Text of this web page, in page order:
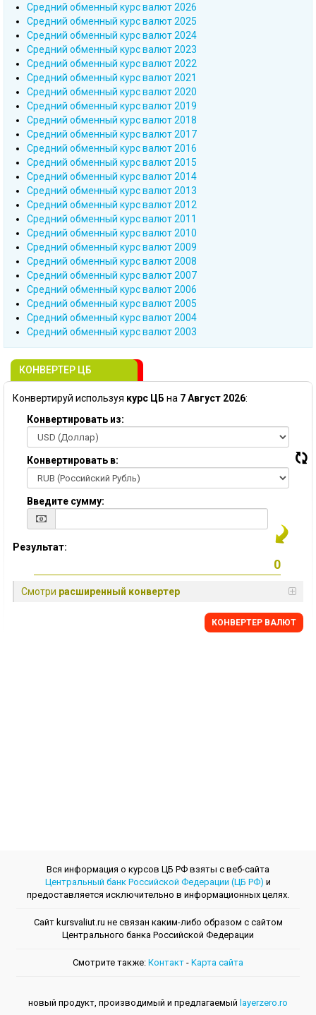
Cредний обменный курс валют 2026
Cредний обменный курс валют 2025
Cредний обменный курс валют 2024
Cредний обменный курс валют 2023
Cредний обменный курс валют 2022
Cредний обменный курс валют 2021
Cредний обменный курс валют 2020
Cредний обменный курс валют 2019
Cредний обменный курс валют 2018
Cредний обменный курс валют 2017
Cредний обменный курс валют 2016
Cредний обменный курс валют 2015
Cредний обменный курс валют 2014
Cредний обменный курс валют 2013
Cредний обменный курс валют 2012
Cредний обменный курс валют 2011
Cредний обменный курс валют 2010
Cредний обменный курс валют 2009
Cредний обменный курс валют 2008
Cредний обменный курс валют 2007
Cредний обменный курс валют 2006
Cредний обменный курс валют 2005
Cредний обменный курс валют 2004
Cредний обменный курс валют 2003
КОНВЕРТЕР ЦБ
Конвертируй используя курс ЦБ на 7 Август 2026:
Конвертировать из:
Конвертировать в:
Введите сумму:
Результат:
Смотри расширенный конвертер
КОНВЕРТЕР ВАЛЮТ
Вся информация о курсов ЦБ РФ взяты с веб-сайта
Центральный банк Российской Федерации (ЦБ РФ) и
предоставляется исключительно в информационных целях.
Сайт kursvaliut.ru не связан каким-либо образом с сайтом
Центрального банкa Российской Федерации
Смотрите также: Контакт - Kарта сайта
новый продукт, производимый и предлагаемый layerzero.ro